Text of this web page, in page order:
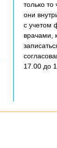
только
они
с учетом
врачами,
17.00 до